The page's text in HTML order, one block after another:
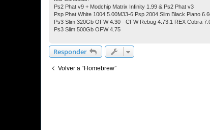
Ps2 Phat v9 + Modchip Matrix Infinity 1.99 & Ps2 Phat v3
Psp Phat White 1004 5.00M33-6 Psp 2004 Slim Black Piano
Ps3 Slim 320Gb OFW 4.30 - CFW Rebug 4.73.1 REX Cobra
Ps3 Slim 500Gb OFW 4.75
Responder
Volver a “Homebrew”